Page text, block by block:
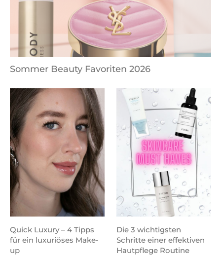
Sommer Beauty Favoriten 2026
Quick Luxury – 4 Tipps
für ein luxuriöses Make-
up
Die 3 wichtigsten
Schritte einer effektiven
Hautpflege Routine